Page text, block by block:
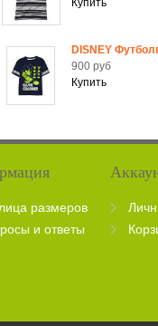
DISNEY
900 руб
размеров
и ответы